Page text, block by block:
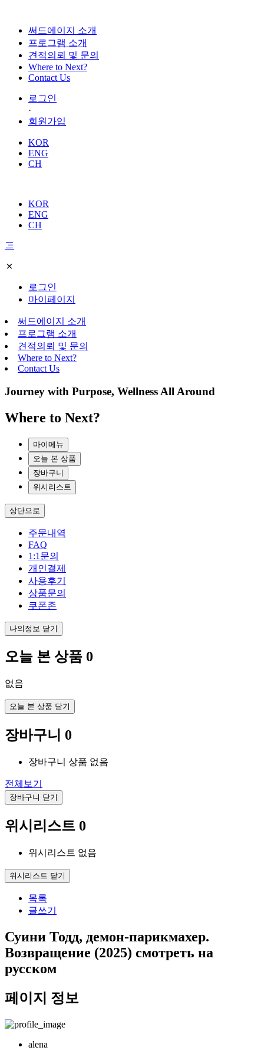
써드에이지 소개
프로그램 소개
견적의뢰 및 문의
Where to Next?
Contact Us
로그인
·
회원가입
KOR
ENG
CH
KOR
ENG
CH
로그인
마이페이지
써드에이지 소개
프로그램 소개
견적의뢰 및 문의
Where to Next?
Contact Us
Journey with Purpose, Wellness All Around
Where to Next?
마이메뉴
오늘 본 상품
장바구니
위시리스트
상단으로
주문내역
FAQ
1:1문의
개인결제
사용후기
상품문의
쿠폰존
나의정보 닫기
오늘 본 상품 0
없음
오늘 본 상품 닫기
장바구니 0
장바구니 상품 없음
전체보기
장바구니 닫기
위시리스트 0
위시리스트 없음
위시리스트 닫기
목록
글쓰기
Суини Тодд, демон-парикмахер.
Возвращение (2025) смотреть на
русском
페이지 정보
alena